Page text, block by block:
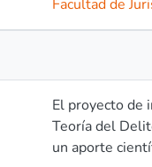
Facultad de
El proyecto de
Teoría del
un aporte